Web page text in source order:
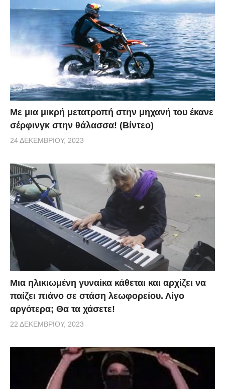
Με μια μικρή μετατροπή στην μηχανή του έκανε
σέρφινγκ στην θάλασσα! (Βίντεο)
24 ΔΕΚΕΜΒΡΊΟΥ, 2023
Μια ηλικιωμένη γυναίκα κάθεται και αρχίζει να
παίζει πιάνο σε στάση λεωφορείου. Λίγο
αργότερα; Θα τα χάσετε!
22 ΔΕΚΕΜΒΡΊΟΥ, 2023